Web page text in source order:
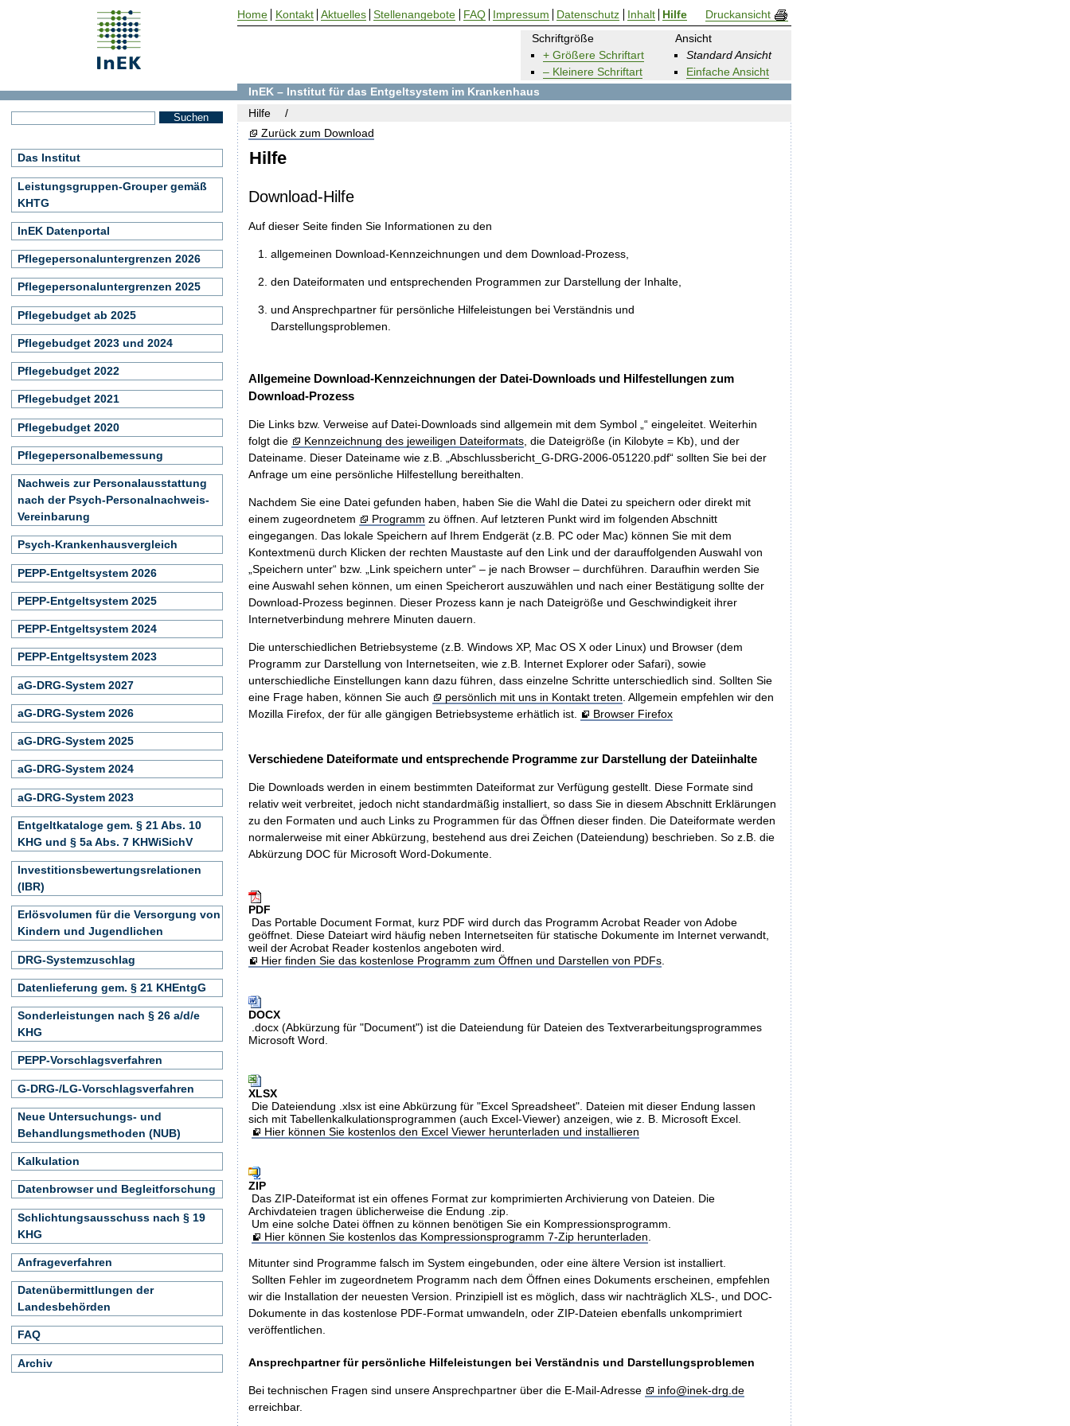
Hilfe
Schriftgröße
+ Größere Schriftart
– Kleinere Schriftart
Ansicht
Standard Ansicht
Einfache Ansicht
Zurück zum Download
Download-Hilfe
Auf dieser Seite finden Sie Informationen zu den
allgemeinen Download-Kennzeichnungen und dem Download-Prozess,
den Dateiformaten und entsprechenden Programmen zur Darstellung der Inhalte,
und Ansprechpartner für persönliche Hilfeleistungen bei Verständnis und
Darstellungsproblemen.
Allgemeine Download-Kennzeichnungen der Datei-Downloads und Hilfestellungen zum
Download-Prozess
Die Links bzw. Verweise auf Datei-Downloads sind allgemein mit dem Symbol „“ eingeleitet. Weiterhin
folgt die
Kennzeichnung des jeweiligen Dateiformats, die Dateigröße (in Kilobyte = Kb), und der
Dateiname. Dieser Dateiname wie z.B. „Abschlussbericht_G-DRG-2006-051220.pdf“ sollten Sie bei der
Anfrage um eine persönliche Hilfestellung bereithalten.
Nachdem Sie eine Datei gefunden haben, haben Sie die Wahl die Datei zu speichern oder direkt mit
einem zugeordnetem
Programm zu öffnen. Auf letzteren Punkt wird im folgenden Abschnitt
eingegangen. Das lokale Speichern auf Ihrem Endgerät (z.B. PC oder Mac) können Sie mit dem
Kontextmenü durch Klicken der rechten Maustaste auf den Link und der darauffolgenden Auswahl von
„Speichern unter“ bzw. „Link speichern unter“ – je nach Browser – durchführen. Daraufhin werden Sie
eine Auswahl sehen können, um einen Speicherort auszuwählen und nach einer Bestätigung sollte der
Download-Prozess beginnen. Dieser Prozess kann je nach Dateigröße und Geschwindigkeit ihrer
Internetverbindung mehrere Minuten dauern.
Die unterschiedlichen Betriebsysteme (z.B. Windows XP, Mac OS X oder Linux) und Browser (dem
Programm zur Darstellung von Internetseiten, wie z.B. Internet Explorer oder Safari), sowie
unterschiedliche Einstellungen kann dazu führen, dass einzelne Schritte unterschiedlich sind. Sollten Sie
eine Frage haben, können Sie auch
persönlich mit uns in Kontakt treten . Allgemein empfehlen wir den
Mozilla Firefox, der für alle gängigen Betriebsysteme erhätlich ist.
Browser Firefox
Verschiedene Dateiformate und entsprechende Programme zur Darstellung der Dateiinhalte
Die Downloads werden in einem bestimmten Dateiformat zur Verfügung gestellt. Diese Formate sind
relativ weit verbreitet, jedoch nicht standardmäßig installiert, so dass Sie in diesem Abschnitt Erklärungen
zu den Formaten und auch Links zu Programmen für das Öffnen dieser finden. Die Dateiformate werden
normalerweise mit einer Abkürzung, bestehend aus drei Zeichen (Dateiendung) beschrieben. So z.B. die
Abkürzung DOC für Microsoft Word-Dokumente.
PDF
Das Portable Document Format, kurz PDF wird durch das Programm Acrobat Reader von Adobe
geöffnet. Diese Dateiart wird häufig neben Internetseiten für statische Dokumente im Internet verwandt,
weil der Acrobat Reader kostenlos angeboten wird.
Hier finden Sie das kostenlose Programm zum Öffnen und Darstellen von PDFs.
DOCX
.docx (Abkürzung für "Document") ist die Dateiendung für Dateien des Textverarbeitungsprogrammes
Microsoft Word.
XLSX
Die Dateiendung .xlsx ist eine Abkürzung für "Excel Spreadsheet". Dateien mit dieser Endung lassen
sich mit Tabellenkalkulationsprogrammen (auch Excel-Viewer) anzeigen, wie z. B. Microsoft Excel.
Hier können Sie kostenlos den Excel Viewer herunterladen und installieren
ZIP
Das ZIP-Dateiformat ist ein offenes Format zur komprimierten Archivierung von Dateien. Die
Archivdateien tragen üblicherweise die Endung .zip.
Um eine solche Datei öffnen zu können benötigen Sie ein Kompressionsprogramm.
Hier können Sie kostenlos das Kompressionsprogramm 7-Zip herunterladen
Mitunter sind Programme falsch im System eingebunden, oder eine ältere Version ist installiert.
Sollten Fehler im zugeordnetem Programm nach dem Öffnen eines Dokuments erscheinen, empfehlen
wir die Installation der neuesten Version. Prinzipiell ist es möglich, dass wir nachträglich XLS-, und DOC-
Dokumente in das kostenlose PDF-Format umwandeln, oder ZIP-Dateien ebenfalls unkomprimiert
veröffentlichen.
Ansprechpartner für persönliche Hilfeleistungen bei Verständnis und Darstellungsproblemen
Bei technischen Fragen sind unsere Ansprechpartner über die E-Mail-Adresse
info@inek-drg.de
erreichbar.
InEK – Institut für das Entgeltsystem im Krankenhaus
Hilfe
Das Institut
Leistungsgruppen-Grouper gemäß
KHTG
InEK Datenportal
Pflegepersonaluntergrenzen 2026
Pflegepersonaluntergrenzen 2025
Pflegebudget ab 2025
Pflegebudget 2023 und 2024
Pflegebudget 2022
Pflegebudget 2021
Pflegebudget 2020
Pflegepersonalbemessung
Nachweis zur Personalausstattung
nach der Psych-Personalnachweis-
Vereinbarung
Psych-Krankenhausvergleich
PEPP-Entgeltsystem 2026
PEPP-Entgeltsystem 2025
PEPP-Entgeltsystem 2024
PEPP-Entgeltsystem 2023
aG-DRG-System 2027
aG-DRG-System 2026
aG-DRG-System 2025
aG-DRG-System 2024
aG-DRG-System 2023
Entgeltkataloge gem. § 21 Abs. 10
KHG und § 5a Abs. 7 KHWiSichV
Investitionsbewertungsrelationen
(IBR)
Erlösvolumen für die Versorgung von
Kindern und Jugendlichen
DRG-Systemzuschlag
Datenlieferung gem. § 21 KHEntgG
Sonderleistungen nach § 26 a/d/e
KHG
PEPP-Vorschlagsverfahren
G-DRG-/LG-Vorschlagsverfahren
Neue Untersuchungs- und
Behandlungsmethoden (NUB)
Kalkulation
Datenbrowser und Begleitforschung
Schlichtungsausschuss nach § 19
KHG
Anfrageverfahren
Datenübermittlungen der
Landesbehörden
FAQ
Archiv
Home Kontakt Aktuelles Stellenangebote FAQ Impressum Datenschutz Inhalt Hilfe Druckansicht